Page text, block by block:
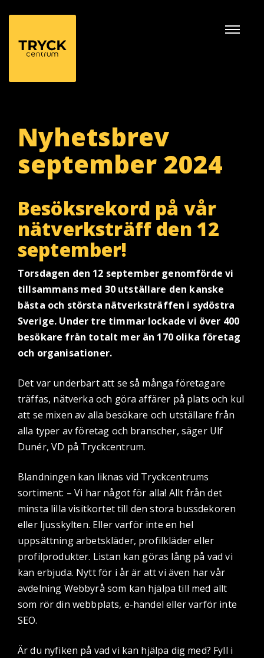
Nyhetsbrev
september 2024
Besöksrekord på vår
nätverksträff den 12
september!
Torsdagen den 12 september genomförde vi
tillsammans med 30 utställare den kanske
bästa och största nätverksträffen i sydöstra
Sverige. Under tre timmar lockade vi över 400
besökare från totalt mer än 170 olika företag
och organisationer.
Det var underbart att se så många företagare
träffas, nätverka och göra affärer på plats och kul
att se mixen av alla besökare och utställare från
alla typer av företag och branscher, säger Ulf
Dunér, VD på Tryckcentrum.
Blandningen kan liknas vid Tryckcentrums
sortiment: – Vi har något för alla! Allt från det
minsta lilla visitkortet till den stora bussdekoren
eller ljusskylten. Eller varför inte en hel
uppsättning arbetskläder, profilkläder eller
profilprodukter. Listan kan göras lång på vad vi
kan erbjuda. Nytt för i år är att vi även har vår
avdelning Webbyrå som kan hjälpa till med allt
som rör din webbplats, e-handel eller varför inte
SEO.
Är du nyfiken på vad vi kan hjälpa dig med? Fyll i